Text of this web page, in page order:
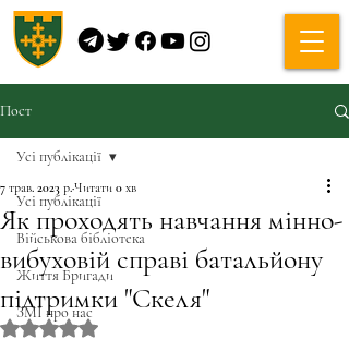
Пост
Усі публікації
Військова бібліотека
Життя Бригади
ЗМІ про нас
Усі публікації
Як проходять навчання мінно-
вибуховій справі батальйону
підтримки "Скеля"
7 трав. 2023 р.Читати 0 хв
Оцінка: NaN з 5 зірок.